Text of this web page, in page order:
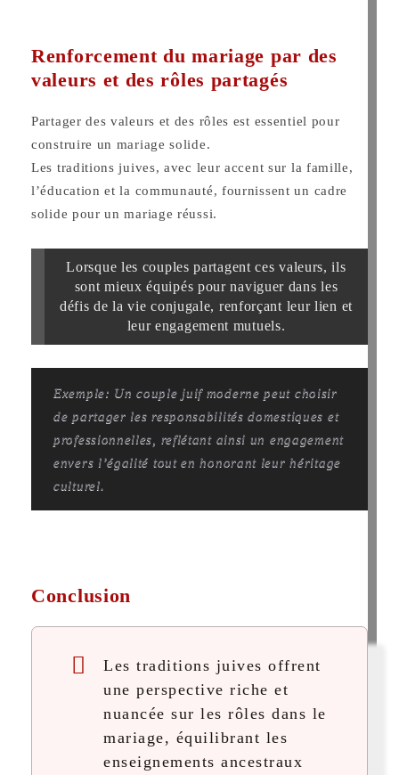
Renforcement du mariage par des
valeurs et des rôles partagés
Partager des valeurs et des rôles est essentiel pour
construire un mariage solide.
Les traditions juives, avec leur accent sur la famille,
l’éducation et la communauté, fournissent un cadre
solide pour un mariage réussi.
Lorsque les couples partagent ces valeurs, ils
sont mieux équipés pour naviguer dans les
défis de la vie conjugale, renforçant leur lien et
leur engagement mutuels.
Exemple: Un couple juif moderne peut choisir
de partager les responsabilités domestiques et
professionnelles, reflétant ainsi un engagement
envers l’égalité tout en honorant leur héritage
culturel.
Conclusion
Les traditions juives offrent
une perspective riche et
nuancée sur les rôles dans le
mariage, équilibrant les
enseignements ancestraux